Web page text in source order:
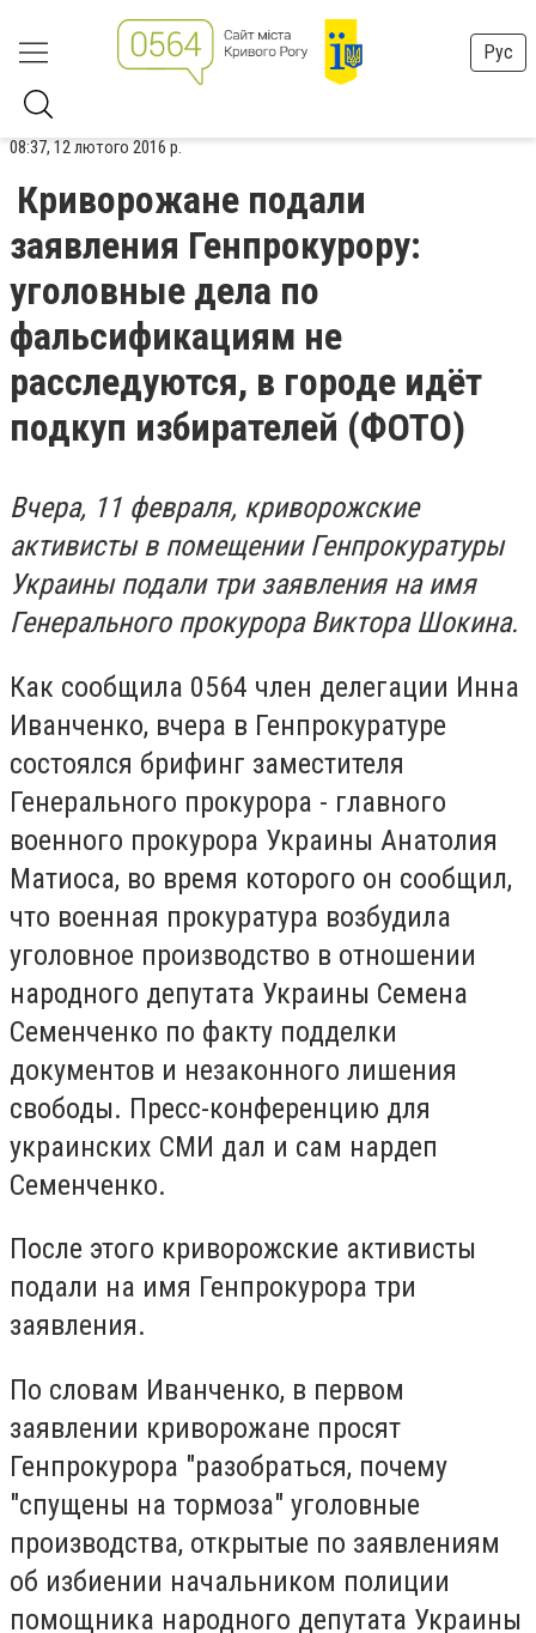
Рус
08:37, 12 лютого 2016 р.
Криворожане подали
заявления Генпрокурору:
уголовные дела по
фальсификациям не
расследуются, в городе идёт
подкуп избирателей (ФОТО)
Вчера, 11 февраля, криворожские
активисты в помещении Генпрокуратуры
Украины подали три заявления на имя
Генерального прокурора Виктора Шокина.
Как сообщила 0564 член делегации Инна
Иванченко, вчера в Генпрокуратуре
состоялся брифинг заместителя
Генерального прокурора - главного
военного прокурора Украины Анатолия
Матиоса, во время которого он сообщил,
что военная прокуратура возбудила
уголовное производство в отношении
народного депутата Украины Семена
Семенченко по факту подделки
документов и незаконного лишения
свободы. Пресс-конференцию для
украинских СМИ дал и сам нардеп
Семенченко.
После этого криворожские активисты
подали на имя Генпрокурора три
заявления.
По словам Иванченко, в первом
заявлении криворожане просят
Генпрокурора "разобраться, почему
"спущены на тормоза" уголовные
производства, открытые по заявлениям
об избиении начальником полиции
помощника народного депутата Украины